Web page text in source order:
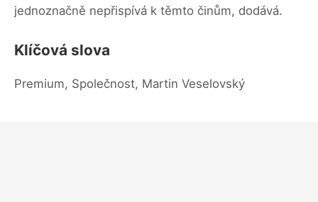
jednoznačně nepřispívá k těmto činům, dodává.
Klíčová slova
Premium, Společnost, Martin Veselovský